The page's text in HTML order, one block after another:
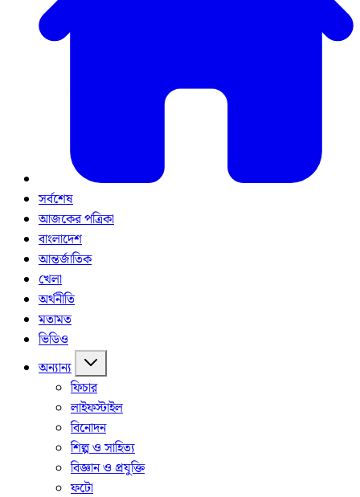
সর্বশেষ
আজকের পত্রিকা
বাংলাদেশ
আন্তর্জাতিক
খেলা
অর্থনীতি
মতামত
ভিডিও
অন্যান্য
ফিচার
লাইফস্টাইল
বিনোদন
শিল্প ও সাহিত্য
বিজ্ঞান ও প্রযুক্তি
ফটো